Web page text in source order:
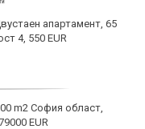
апартамент, 65
4, 550 EUR
m2 София област,
EUR